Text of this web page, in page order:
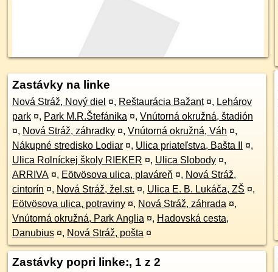
Zastávky na linke
Nová Stráž, Nový diel ¤, Reštaurácia Bažant ¤, Lehárov
park ¤, Park M.R.Štefánika ¤, Vnútorná okružná, štadión
¤, Nová Stráž, záhradky ¤, Vnútorná okružná, Váh ¤,
Nákupné stredisko Lodiar ¤, Ulica priateľstva, Bašta II ¤,
Ulica Rolníckej školy RIEKER ¤, Ulica Slobody ¤,
ARRIVA ¤, Eötvösova ulica, plaváreň ¤, Nová Stráž,
cintorín ¤, Nová Stráž, žel.st. ¤, Ulica E. B. Lukáča, ZŠ ¤,
Eötvösova ulica, potraviny ¤, Nová Stráž, záhrada ¤,
Vnútorná okružná, Park Anglia ¤, Hadovská cesta,
Danubius ¤, Nová Stráž, pošta ¤
Zastávky popri linke:, 1 z 2